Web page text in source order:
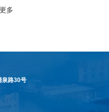
多
泉路30号